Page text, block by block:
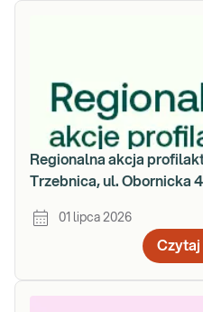
Regionalna akcja
Trzebnica, ul. Obornicka
01 lipca 2026
Czytaj